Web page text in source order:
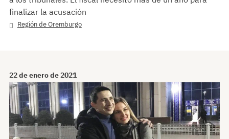
finalizar la acusación
Región de Oremburgo
22 de enero de 2021